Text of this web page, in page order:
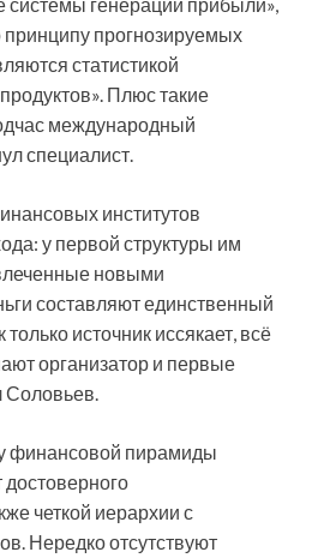
прогнозируемых
статистикой
Плюс такие
международный
специалист.
институтов
у первой структуры им
новыми
составляют единственный
только источник иссякает, всё
организатор и первые
Соловьев.
финансовой пирамиды
четкой иерархии с
Нередко отсутствуют